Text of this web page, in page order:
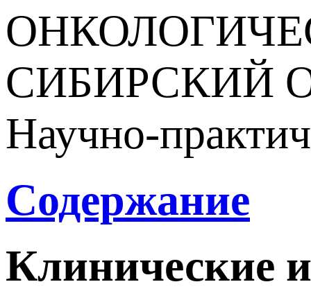
СИБИРСКИЙ
Научно-
Содержание
Клинические